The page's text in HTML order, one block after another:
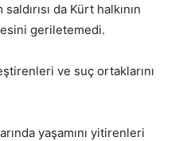
da Kürt halkının
geriletemedi.
ve suç ortaklarını
yaşamını yitirenleri